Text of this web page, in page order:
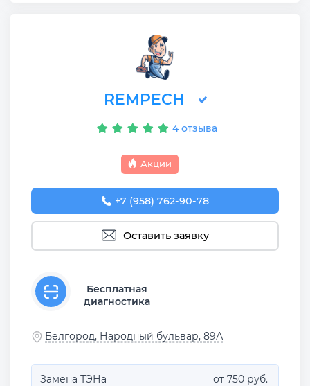
REMPECH
4 отзыва
Акции
+7 (958) 762-90-78
Оставить заявку
Бесплатная
диагностика
Белгород, Народный бульвар, 89А
Замена ТЭНа от 750 руб.